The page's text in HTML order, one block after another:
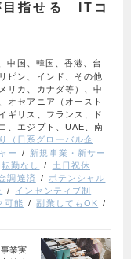
目指せる ITコ
中国、韓国、香港、台
ピン、インド、その他
リカ、カナダ等）、中
オセアニア（オースト
ギリス、フランス、ド
、エジプト、UAE、南
（日系グローバル企
ー
新規事業・新サー
転勤なし
土日祝休
調達済
ポテンシャル
インセンティブ制
可能
副業してもOK
業実